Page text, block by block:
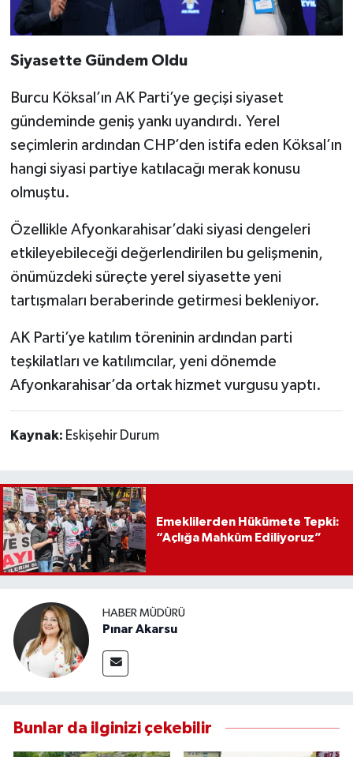
Siyasette Gündem Oldu
Burcu Köksal’ın AK Parti’ye geçişi siyaset
gündeminde geniş yankı uyandırdı. Yerel
seçimlerin ardından CHP’den istifa eden Köksal’ın
hangi siyasi partiye katılacağı merak konusu
olmuştu.
Özellikle Afyonkarahisar’daki siyasi dengeleri
etkileyebileceği değerlendirilen bu gelişmenin,
önümüzdeki süreçte yerel siyasette yeni
tartışmaları beraberinde getirmesi bekleniyor.
AK Parti’ye katılım töreninin ardından parti
teşkilatları ve katılımcılar, yeni dönemde
Afyonkarahisar’da ortak hizmet vurgusu yaptı.
Kaynak: Eskişehir Durum
Emeklilerden Hükümete Tepki:
“Açlığa Mahkûm Ediliyoruz”
HABER MÜDÜRÜ
Pınar Akarsu
Bunlar da ilginizi çekebilir